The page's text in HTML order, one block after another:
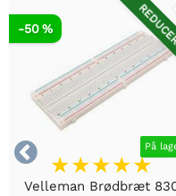
 På
-50 %
Velleman Brødbræt